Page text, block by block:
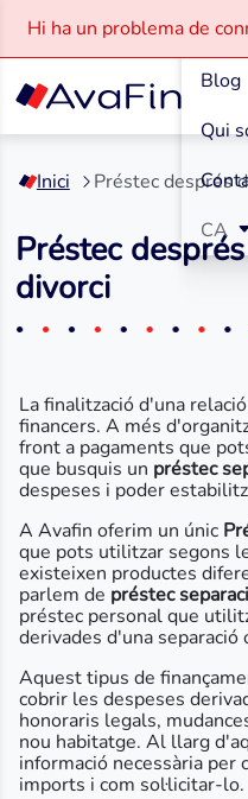
Saltar
contingut
Hi ha un problema de
Blog
Qui
CA
Inici Préstec després
Préstec
divorci
La finalització d'una
financers. A més
front a pagaments que
que busquis un préstec
despeses i poder
A Avafin oferim un únic
que pots utilitzar segons
existeixen productes
parlem de préstec
préstec personal que
derivades d'una separació
Aquest tipus de
cobrir les despeses
honoraris legals,
nou habitatge. Al llarg
informació necessària
imports i com sol·licitar-lo.